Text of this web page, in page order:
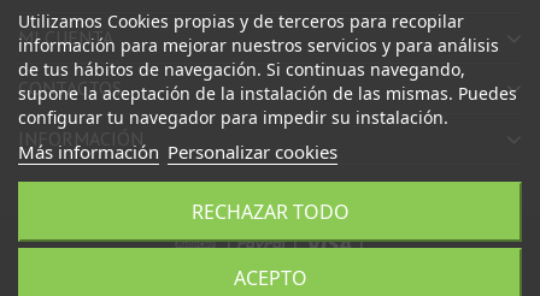
MI CUENTA
CONTACTOS
Utilizamos Cookies propias y de terceros para recopilar
información para mejorar nuestros servicios y para análisis
de tus hábitos de navegación. Si continuas navegando,
supone la aceptación de la instalación de las mismas. Puedes
configurar tu navegador para impedir su instalación.
Más información Personalizar cookies
RECHAZAR TODO
ACEPTO
CONFECCIONES AIDA, S.L.Todos los derechos reservados.
| | |